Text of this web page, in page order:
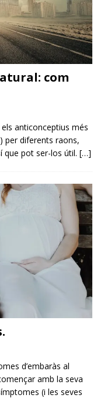
com
anticonceptius més
per diferents raons,
que pot ser-los útil. […]
d’embaràs al
amb la seva
(i les seves